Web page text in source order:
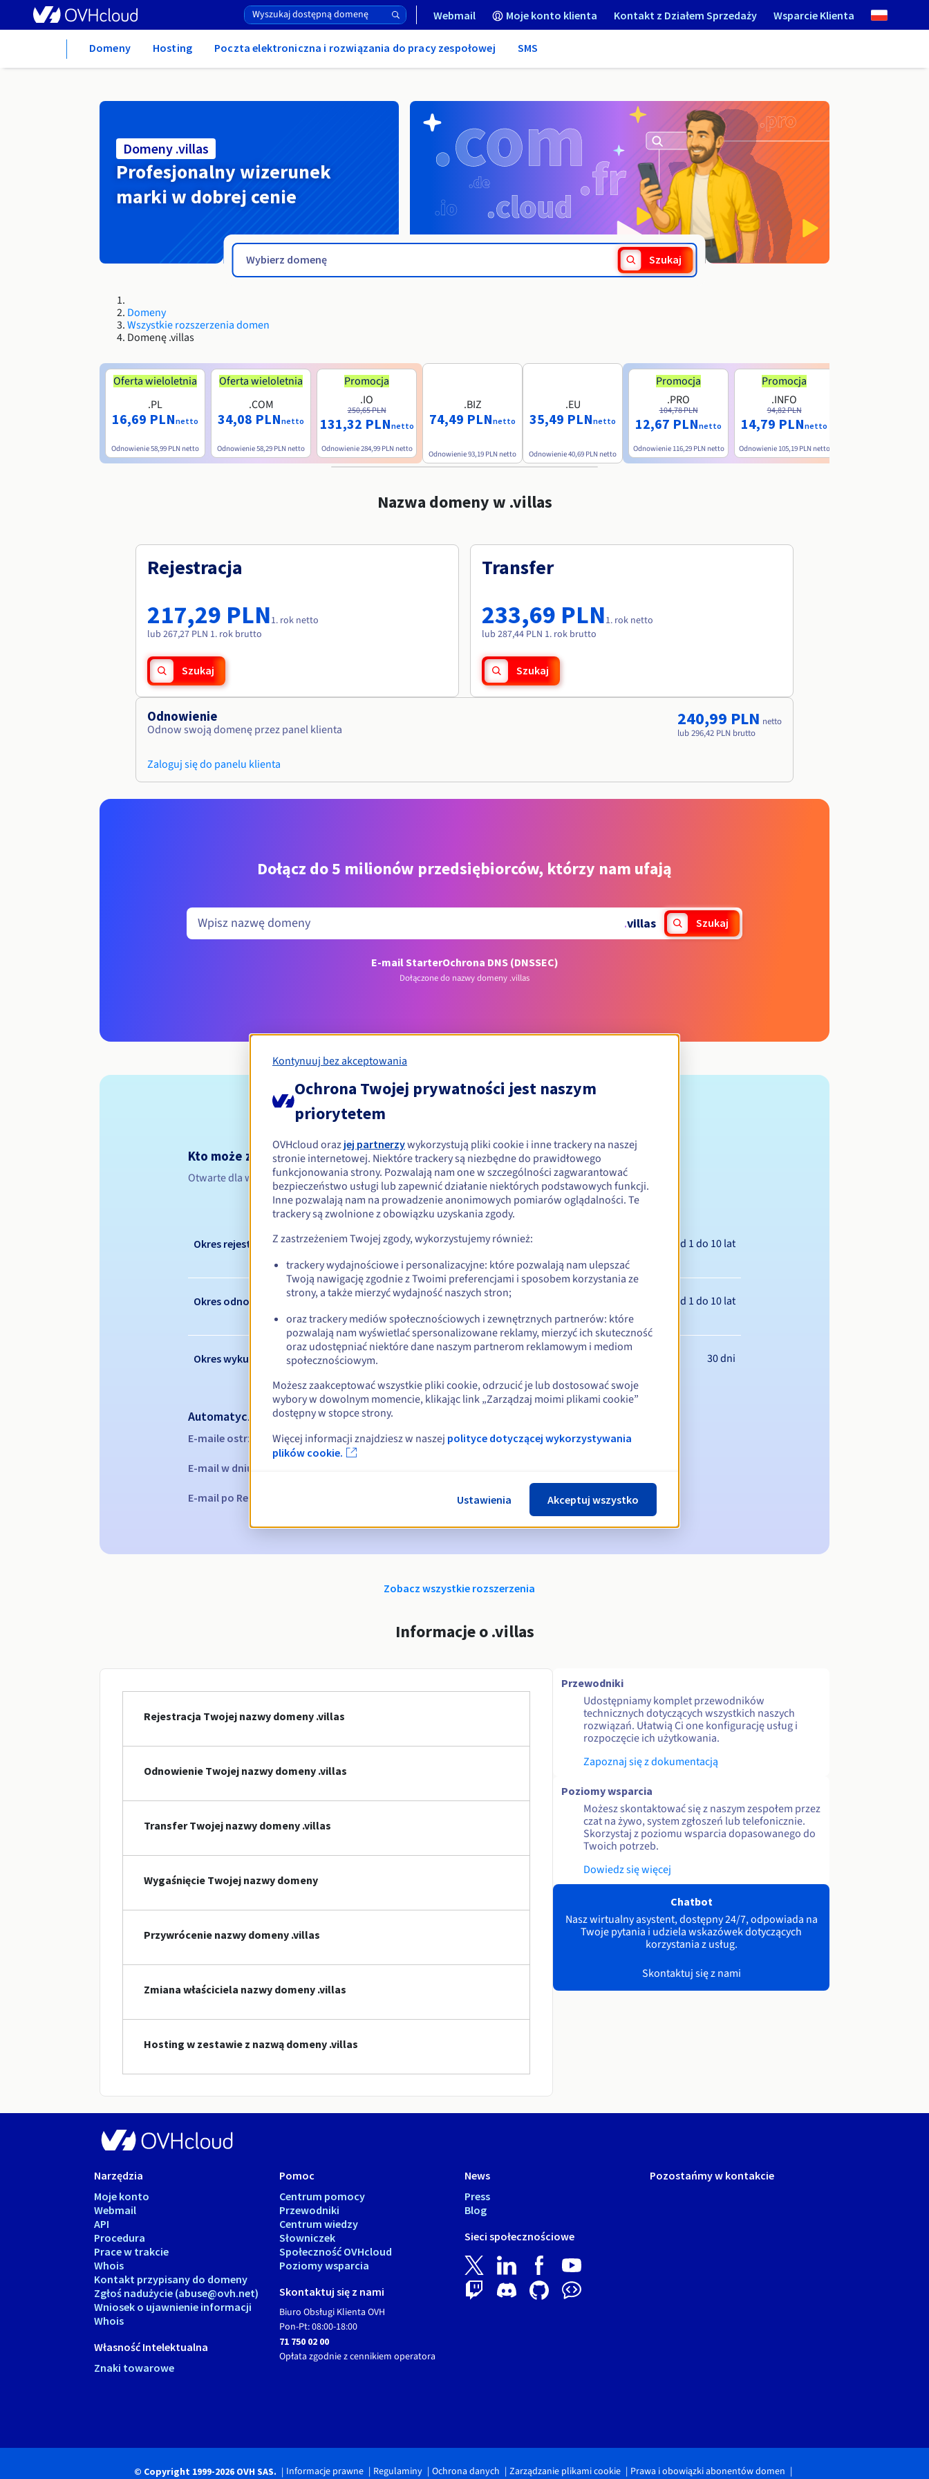
Webmail Moje konto klienta Kontakt z Działem Sprzedaży Wsparcie Klienta
Domeny Hosting Poczta elektroniczna i rozwiązania do pracy zespołowej SMS
Domeny .villas
Profesjonalny wizerunek
marki w dobrej cenie
Szukaj
Domeny
Wszystkie rozszerzenia domen
Domenę .villas
Oferta wieloletnia
.PL
16,69 PLNnetto
Odnowienie58,99 PLN netto
Oferta wieloletnia
.COM
34,08 PLNnetto
Odnowienie58,29 PLN netto
Promocja
.IO
250,65 PLN
131,32 PLNnetto
Odnowienie284,99 PLN netto
.BIZ
74,49 PLNnetto
Odnowienie93,19 PLN netto
.EU
35,49 PLNnetto
Odnowienie40,69 PLN netto
Promocja
.PRO
104,78 PLN
12,67 PLNnetto
Odnowienie 116,29 PLN netto
Promocja
.INFO
94,82 PLN
14,79 PLNnetto
Odnowienie 105,19 PLN netto
Nazwa domeny w .villas
Rejestracja
217,29 PLN1. rok netto
lub 267,27 PLN 1. rok brutto
Szukaj
Transfer
233,69 PLN1. rok netto
lub 287,44 PLN 1. rok brutto
Szukaj
Odnowienie
Odnow swoją domenę przez panel klienta
Zaloguj się do panelu klienta
240,99 PLN netto
lub 296,42 PLN brutto
Dołącz do 5 milionów przedsiębiorców, którzy nam ufają
.villas Szukaj
E-mail StarterOchrona DNS (DNSSEC)
Dołączone do nazwy domeny .villas
Kto może zarejestrować domenę .villas?
Otwarte dla wszystkich osób fizycznych i prawnych, bez ograniczeń geograficznych.
Zasady zarządzania i powiadomienia
Okres rejestracji Od 1 do 10 lat
Okres odnowienia Od 1 do 10 lat
Okres wykupu 30 dni
Automatyczne powiadomienia:
E-maile ostrzegawcze:60, 30, 15, 7 i 3 dni przed datą wygaśnięcia
E-mail w dniu wygaśnięcia
E-mail po Redemption Grace Period powiadamiający o usunięciu nazwy domeny
Zobacz wszystkie rozszerzenia
Informacje o .villas
Rejestracja Twojej nazwy domeny .villas
Odnowienie Twojej nazwy domeny .villas
Transfer Twojej nazwy domeny .villas
Wygaśnięcie Twojej nazwy domeny
Przywrócenie nazwy domeny .villas
Zmiana właściciela nazwy domeny .villas
Hosting w zestawie z nazwą domeny .villas
Przewodniki
Udostępniamy komplet przewodników
technicznych dotyczących wszystkich naszych
rozwiązań. Ułatwią Ci one konfigurację usług i
rozpoczęcie ich użytkowania.
Zapoznaj się z dokumentacją
Poziomy wsparcia
Możesz skontaktować się z naszym zespołem przez
czat na żywo, system zgłoszeń lub telefonicznie.
Skorzystaj z poziomu wsparcia dopasowanego do
Twoich potrzeb.
Dowiedz się więcej
Chatbot
Nasz wirtualny asystent, dostępny 24/7, odpowiada na
Twoje pytania i udziela wskazówek dotyczących
korzystania z usług.
Skontaktuj się z nami
Narzędzia
Moje konto
Webmail
API
Procedura
Prace w trakcie
Whois
Kontakt przypisany do domeny
Zgłoś nadużycie (abuse@ovh.net)
Wniosek o ujawnienie informacji
Whois
Własność Intelektualna
Znaki towarowe
Pomoc
Centrum pomocy
Przewodniki
Centrum wiedzy
Słowniczek
Społeczność OVHcloud
Poziomy wsparcia
Skontaktuj się z nami
Biuro Obsługi Klienta OVH
Pon-Pt: 08:00-18:00
71 750 02 00
Opłata zgodnie z cennikiem operatora
News
Press
Blog
Sieci społecznościowe
Pozostańmy w kontakcie
© Copyright 1999-2026 OVH SAS. Informacje prawne Regulaminy Ochrona danych Zarządzanie plikami cookie Prawa i obowiązki abonentów domen
Kontynuuj bez akceptowania
Ochrona Twojej prywatności jest naszym
priorytetem
OVHcloud oraz jej partnerzywykorzystują pliki cookie i inne trackery na naszej
stronie internetowej. Niektóre trackery są niezbędne do prawidłowego
funkcjonowania strony. Pozwalają nam one w szczególności zagwarantować
bezpieczeństwo usługi lub zapewnić działanie niektórych podstawowych funkcji.
Inne pozwalają nam na prowadzenie anonimowych pomiarów oglądalności. Te
trackery są zwolnione z obowiązku uzyskania zgody.
Z zastrzeżeniem Twojej zgody, wykorzystujemy również:
trackery wydajnościowe i personalizacyjne: które pozwalają nam ulepszać
Twoją nawigację zgodnie z Twoimi preferencjami i sposobem korzystania ze
strony, a także mierzyć wydajność naszych stron;
oraz trackery mediów społecznościowych i zewnętrznych partnerów: które
pozwalają nam wyświetlać spersonalizowane reklamy, mierzyć ich skuteczność
oraz udostępniać niektóre dane naszym partnerom reklamowym i mediom
społecznościowym.
Możesz zaakceptować wszystkie pliki cookie, odrzucić je lub dostosować swoje
wybory w dowolnym momencie, klikając link „Zarządzaj moimi plikami cookie”
dostępny w stopce strony.
Więcej informacji znajdziesz w naszej polityce dotyczącej wykorzystywania
plików cookie.
Ustawienia Akceptuj wszystko